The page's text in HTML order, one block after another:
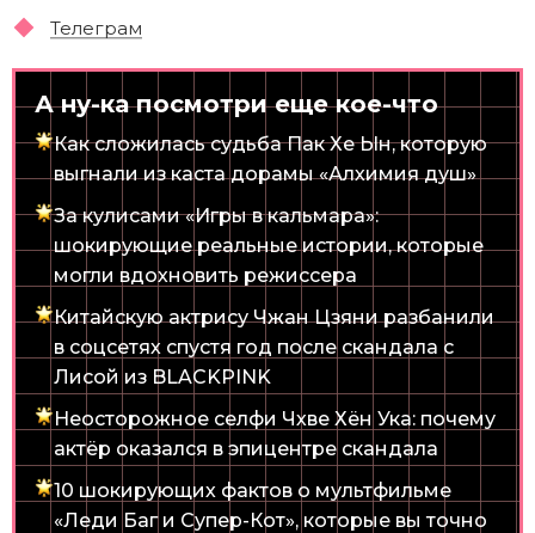
Телеграм
А ну-ка посмотри еще кое-что
Как сложилась судьба Пак Хе Ын, которую
выгнали из каста дорамы «Алхимия душ»
За кулисами «Игры в кальмара»:
шокирующие реальные истории, которые
могли вдохновить режиссера
Китайскую актрису Чжан Цзяни разбанили
в соцсетях спустя год после скандала с
Лисой из BLACKPINK
Неосторожное селфи Чхве Хён Ука: почему
актёр оказался в эпицентре скандала
10 шокирующих фактов о мультфильме
«Леди Баг и Супер-Кот», которые вы точно